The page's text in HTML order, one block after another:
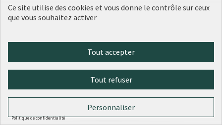
Hedonisme - Bibliothèque
Proposition officielle 0 0
Ce site utilise des cookies et vous donne le contrôle sur ceux
que vous souhaitez activer
Tout accepter
Tout refuser
Personnaliser
Politique de confidentialité